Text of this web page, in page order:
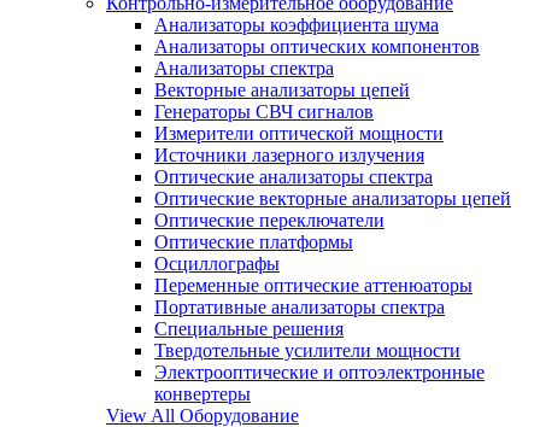
Анализаторы коэффициента шума
Анализаторы оптических компонентов
Анализаторы спектра
Векторные анализаторы цепей
Генераторы СВЧ сигналов
Измерители оптической мощности
Источники лазерного излучения
Оптические анализаторы спектра
Оптические векторные анализаторы цепей
Оптические переключатели
Оптические платформы
Осциллографы
Переменные оптические аттенюаторы
Портативные анализаторы спектра
Специальные решения
Твердотельные усилители мощности
Электрооптические и оптоэлектронные
конвертеры
View All Оборудование